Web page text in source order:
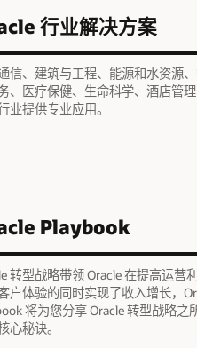
行业解决方案
信、建筑与工程、能源和水资源
、医疗保健、生命科学、酒店管
业提供专业应用。
Playbook
转型战略带领 Oracle 在提高运营
户体验的同时实现了收入增长，
将为您分享 Oracle 转型战略之
心秘诀。